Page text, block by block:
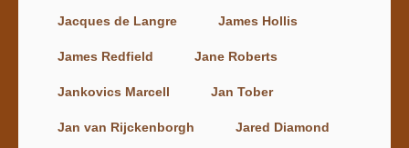
Jacques de Langre James Hollis
James Redfield Jane Roberts
Jankovics Marcell Jan Tober
Jan van Rijckenborgh Jared Diamond